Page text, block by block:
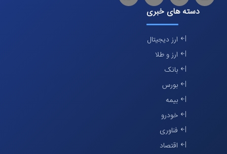
دسته های خبری
ارز دیجیتال
ارز و طلا
بانک
بورس
بیمه
خودرو
فناوری
اقتصاد